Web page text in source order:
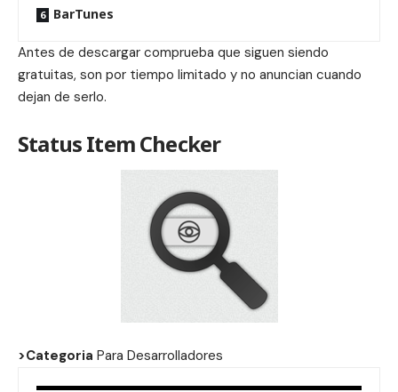
BarTunes
Antes de descargar comprueba que siguen siendo
gratuitas, son por tiempo limitado y no anuncian cuando
dejan de serlo.
Status Item Checker
>Categoria Para Desarrolladores